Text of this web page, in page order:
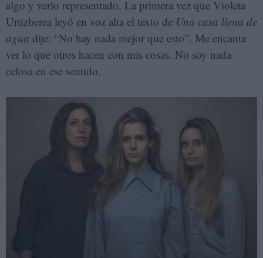
algo y verlo representado. La primera vez que Violeta
Urtizberea leyó en voz alta el texto de Una casa llena de
agua dije: “No hay nada mejor que esto”. Me encanta
ver lo que otros hacen con mis cosas. No soy nada
celosa en ese sentido.